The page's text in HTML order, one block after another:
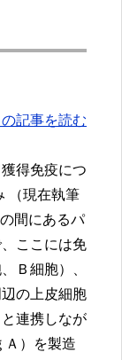
の記事を読む
得免疫につ
（現在執筆
間にあるパ
ここには免
Ｂ細胞）、
の上皮細胞
連携しなが
Ａ）を製造